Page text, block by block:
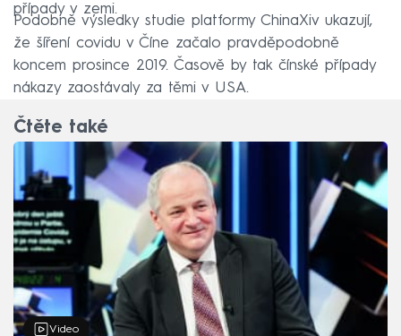
případy v zemi.
Podobně výsledky studie platformy ChinaXiv ukazují,
že šíření covidu v Číne začalo pravděpodobně
koncem prosince 2019. Časově by tak čínské případy
nákazy zaostávaly za těmi v USA.
Čtěte také
Video